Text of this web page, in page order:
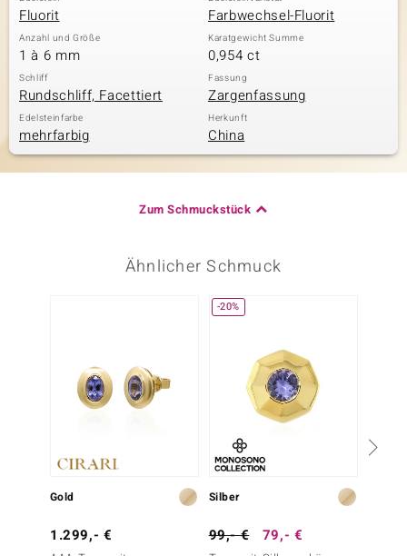
Fluorit Farbwechsel-Fluorit
Anzahl und Größe
1 à 6 mm
Karatgewicht Summe
0,954 ct
Schliff
Rundschliff, Facettiert
Fassung
Zargenfassung
Edelsteinfarbe
mehrfarbig
Herkunft
China
Zum Schmuckstück
Ähnlicher Schmuck
Gold
1.299,- €
-20%
Silber
99,- € 79,- €